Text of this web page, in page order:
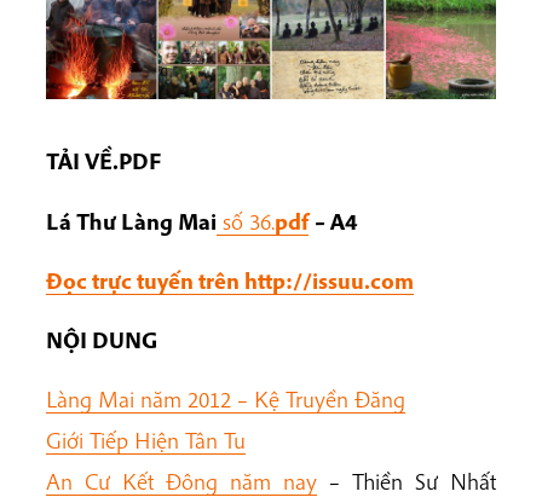
TẢI VỀ.PDF
Lá Thư Làng Mai số 36.pdf – A4
Đọc trực tuyến trên http://issuu.com
NỘI DUNG
Làng Mai năm 2012 – Kệ Truyền Đăng
Giới Tiếp Hiện Tân Tu
An Cư Kết Đông năm nay – Thiền Sư Nhất